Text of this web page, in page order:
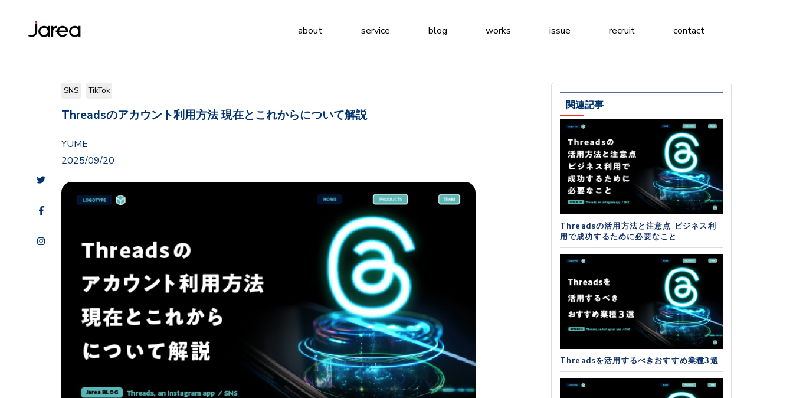
about service blog works issue recruit contact
SNS TikTok
Threadsのアカウント利用方法 現在とこれからについて解説
YUME
2025/09/20
関連記事
Threadsの活用方法と注意点 ビジネス利
用で成功するために必要なこと
Threadsを活用するべきおすすめ業種3選